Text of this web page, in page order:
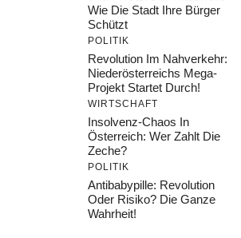
Wie Die Stadt Ihre Bürger
Schützt
POLITIK
Revolution Im Nahverkehr:
Niederösterreichs Mega-
Projekt Startet Durch!
WIRTSCHAFT
Insolvenz-Chaos In
Österreich: Wer Zahlt Die
Zeche?
POLITIK
Antibabypille: Revolution
Oder Risiko? Die Ganze
Wahrheit!